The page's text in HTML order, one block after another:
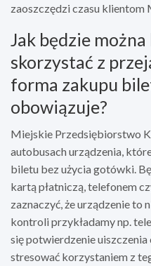
zaoszczędzi czasu klientom
Jak będzie
skorzystać z
forma zakupu
obowiązuje?
Miejskie Przedsiębiorstwo
autobusach urządzenia,
biletu bez użycia gotówki.
kartą płatniczą, telefonem
zaznaczyć, że urządzenie to
kontroli przykładamy np.
się potwierdzenie uiszczenia
stresować korzystaniem z